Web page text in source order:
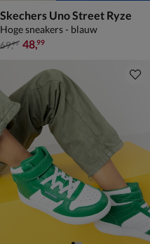
Skechers Uno Street Ryze
Hoge sneakers - blauw
van € 69,99 voor € 48,99
69,99 48,99